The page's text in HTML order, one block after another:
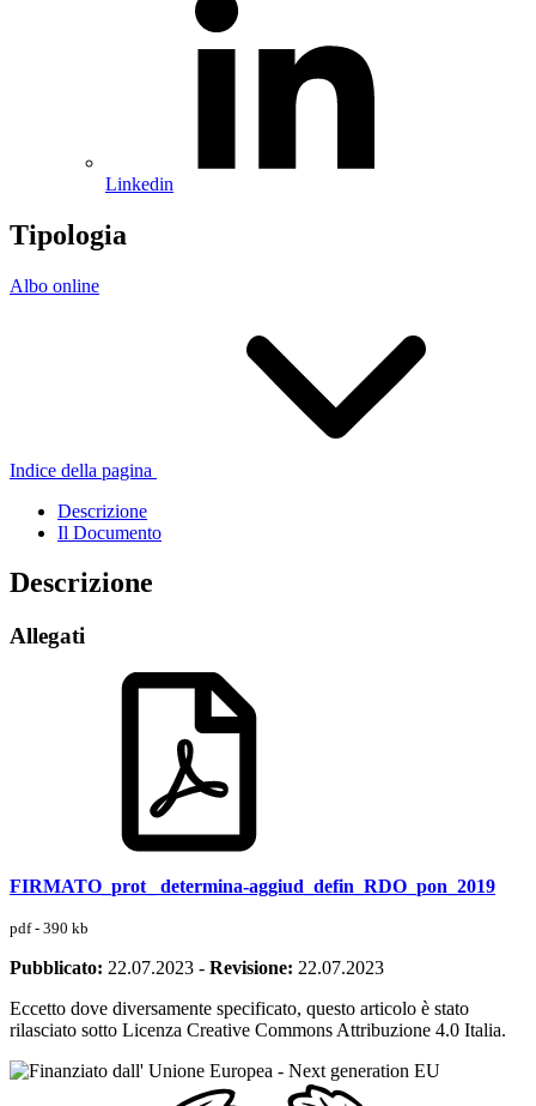
Linkedin
Tipologia
Albo online
Indice della pagina
Descrizione
Il Documento
Descrizione
Allegati
FIRMATO_prot_ determina-aggiud_defin_RDO_pon_2019
pdf - 390 kb
Pubblicato: 22.07.2023 - Revisione: 22.07.2023
Eccetto dove diversamente specificato, questo articolo è stato
rilasciato sotto Licenza Creative Commons Attribuzione 4.0 Italia.